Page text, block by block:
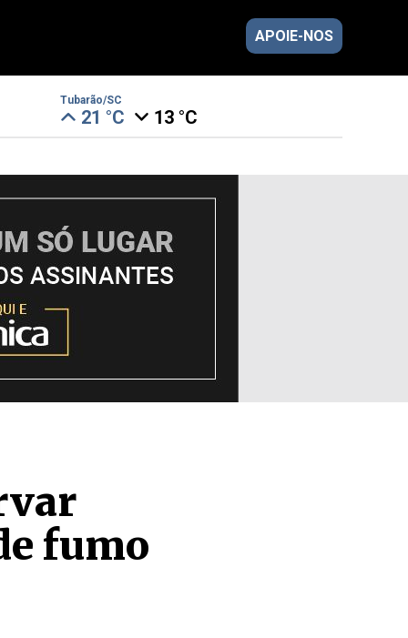
APOIE-NOS
Tubarão/SC
21 °C 13 °C
fumo